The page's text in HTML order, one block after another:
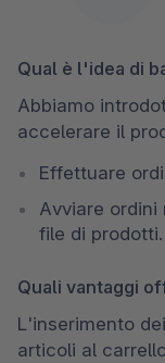
Qual è l'idea di
Abbiamo
accelerare il
Effettuare
Avviare
file di prodotti.
Quali vantaggi
L'inserimento
articoli al